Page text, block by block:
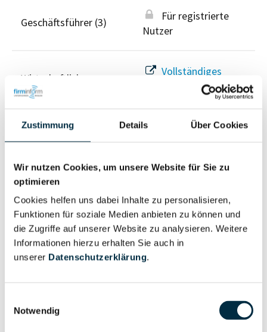
Zustimmung Details Über Cookies
Wir nutzen Cookies, um unsere Website für Sie zu
optimieren
Cookies helfen uns dabei Inhalte zu personalisieren,
Funktionen für soziale Medien anbieten zu können und
die Zugriffe auf unserer Website zu analysieren. Weitere
Informationen hierzu erhalten Sie auch in
unserer Datenschutzerklärung.
Notwendig
Geschäftsführer (3)
Für registrierte
Nutzer
Wirtschaftlich
Berechtigter
Vollständiges
Unternehmensprofil
Gesellschafterstruktur
Vollständiges
Unternehmensprofil
anfragen